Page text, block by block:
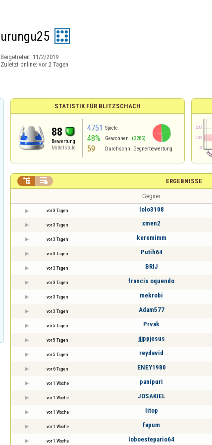
urungu25
Beigetreten: 11/2/2019
Zuletzt online: vor 2 Tagen
STATISTIK FÜR BLITZSCHACH
88
Bewertung
Mittelstufe
4751 Spiele
48% Gewonnen (2285)
59 Durchschn. Gegnerbewertung
ERGEBNISSE
 
Gegner
vor 3 Tagen lolo3108
vor 3 Tagen xmen2
vor 3 Tagen keremimm
vor 3 Tagen Putih64
vor 3 Tagen BRIJ
vor 3 Tagen francis oquendo
vor 3 Tagen mekrobi
vor 3 Tagen Adam577
vor 5 Tagen Prvak
vor 5 Tagen jjjppjesus
vor 5 Tagen reydavid
vor 6 Tagen ENEY1980
vor 1 Woche panipuri
vor 1 Woche JOSAKIEL
vor 1 Woche litop
vor 1 Woche fapum
vor 1 Woche loboestepario64